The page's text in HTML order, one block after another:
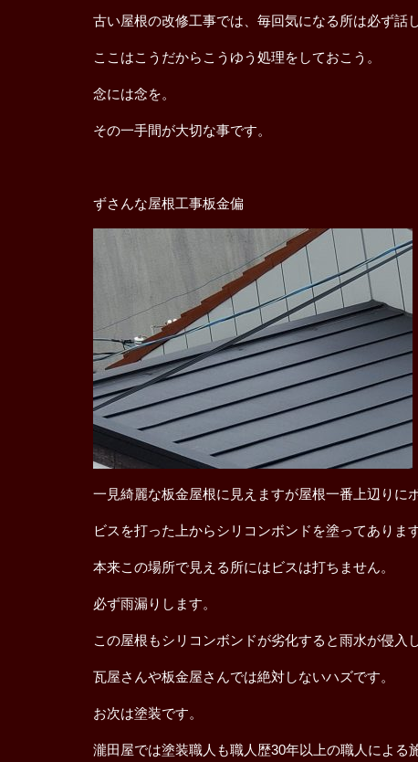
古い屋根の改修工事では、毎回気になる所は必ず話
ここはこうだからこうゆう処理をしておこう。
念には念を。
その一手間が大切な事です。
ずさんな屋根工事板金偏
一見綺麗な板金屋根に見えますが屋根一番上辺りに
ビスを打った上からシリコンボンドを塗ってあります
本来この場所で見える所にはビスは打ちません。
必ず雨漏りします。
この屋根もシリコンボンドが劣化すると雨水が侵入
瓦屋さんや板金屋さんでは絶対しないハズです。
お次は塗装です。
瀧田屋では塗装職人も職人歴30年以上の職人による